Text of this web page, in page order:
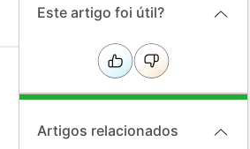
Este artigo foi útil?
Artigos relacionados